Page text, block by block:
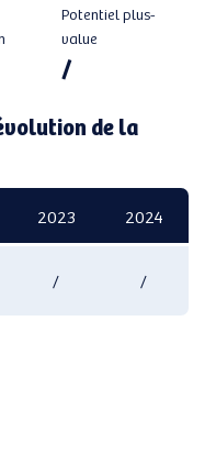
Potentiel plus-
value
/
2023 2024
/ /
de la